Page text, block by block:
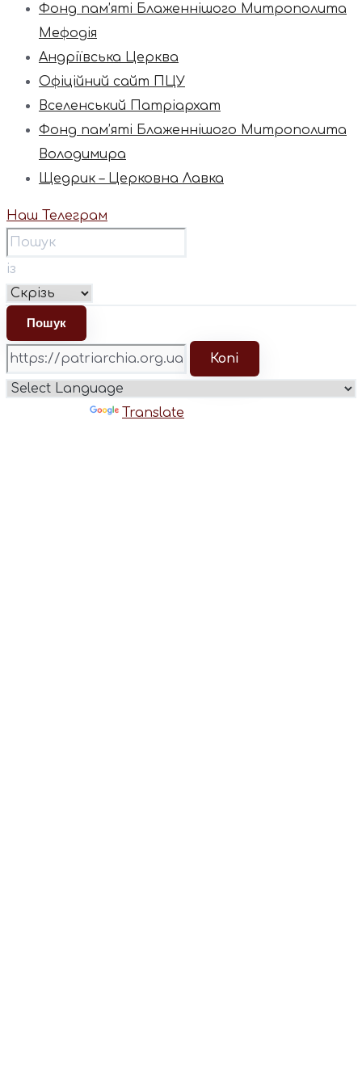
Фонд пам’яті Блаженнішого Митрополита
Мефодія
Андріївська Церква
Офіційний сайт ПЦУ
Вселенський Патріархат
Фонд пам’яті Блаженнішого Митрополита
Володимира
Щедрик – Церковна Лавка
Наш Телеграм
із
Копі
Translate